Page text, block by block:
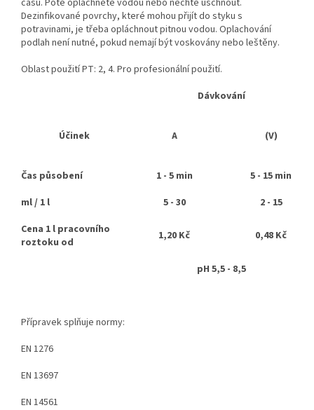
Dezinfikované povrchy, které mohou přijít do styku s
potravinami, je třeba opláchnout pitnou vodou. Oplachování
podlah není nutné, pokud nemají být voskovány nebo leštěny.
Oblast použití PT: 2, 4. Pro profesionální použití.
Dávkování
Účinek A (V)
Čas působení 1 - 5 min
5 ​- 15 min
ml / 1 l
5 - 30
2 - 15
Cena 1 l pracovního
roztoku od 1,20 Kč 0,48 Kč
pH 5,5 - 8,5
Přípravek splňuje normy:
EN 1276
EN 13697
EN 14561